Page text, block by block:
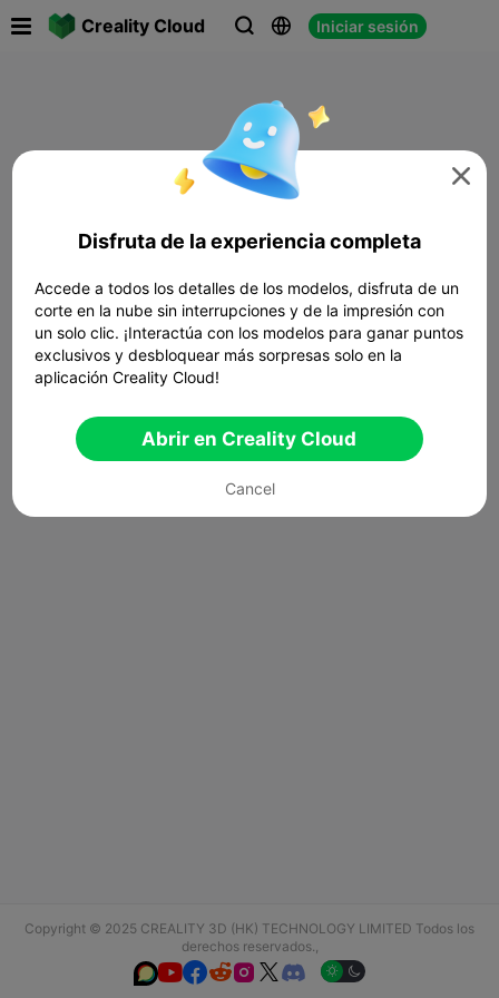
Creality Cloud   Iniciar sesión
Copyright © 2025 CREALITY 3D (HK) TECHNOLOGY LIMITED Todos los
derechos reservados.,
  

Disfruta de la experiencia completa
Accede a todos los detalles de los modelos, disfruta de un
corte en la nube sin interrupciones y de la impresión con
un solo clic. ¡Interactúa con los modelos para ganar puntos
exclusivos y desbloquear más sorpresas solo en la
aplicación Creality Cloud!
Abrir en Creality Cloud
Cancel